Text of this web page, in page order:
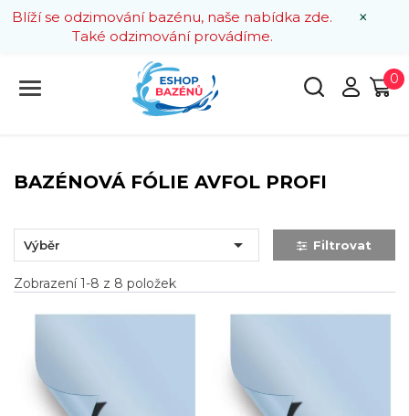
×
Blíží se odzimování bazénu, naše nabídka zde.
Také odzimování provádíme.
0
BAZÉNOVÁ FÓLIE AVFOL PROFI
Výběr  Filtrovat
Zobrazení 1-8 z 8 položek